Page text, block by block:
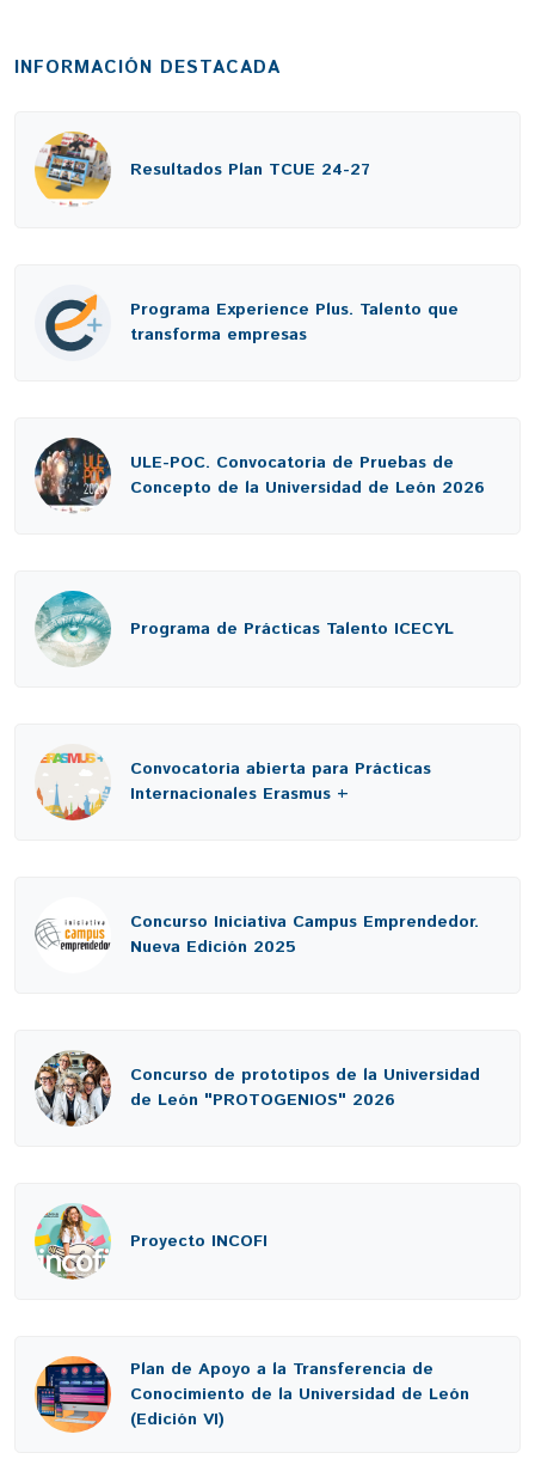
INFORMACIÓN DESTACADA
Resultados Plan TCUE 24-27
Programa Experience Plus. Talento que
transforma empresas
ULE-POC. Convocatoria de Pruebas de
Concepto de la Universidad de León 2026
Programa de Prácticas Talento ICECYL
Convocatoria abierta para Prácticas
Internacionales Erasmus +
Concurso Iniciativa Campus Emprendedor.
Nueva Edición 2025
Concurso de prototipos de la Universidad
de León "PROTOGENIOS" 2026
Proyecto INCOFI
Plan de Apoyo a la Transferencia de
Conocimiento de la Universidad de León
(Edición VI)